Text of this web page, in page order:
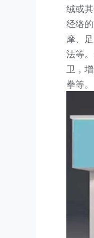
绒或
经络
摩、
法等
卫，
拳等